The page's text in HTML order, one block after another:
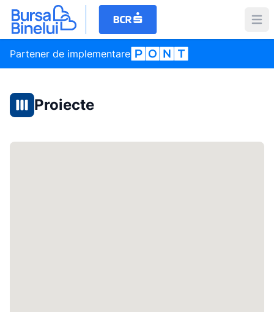
Partener de implementare
Proiecte